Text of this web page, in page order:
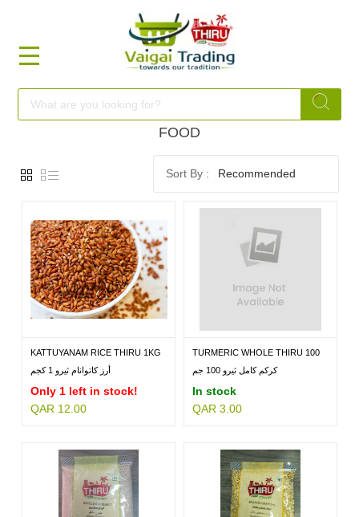
HOME
FOOD
FESTIVAL
FRESH
NON
FOOD
FOOD
Recommended
KATTUYANAM RICE THIRU 1KG
أرز كاتوانام ثيرو 1 كجم
Only 1 left in stock!
QAR 12.00
TURMERIC WHOLE THIRU 100
كركم كامل ثيرو 100 جم
In stock
QAR 3.00